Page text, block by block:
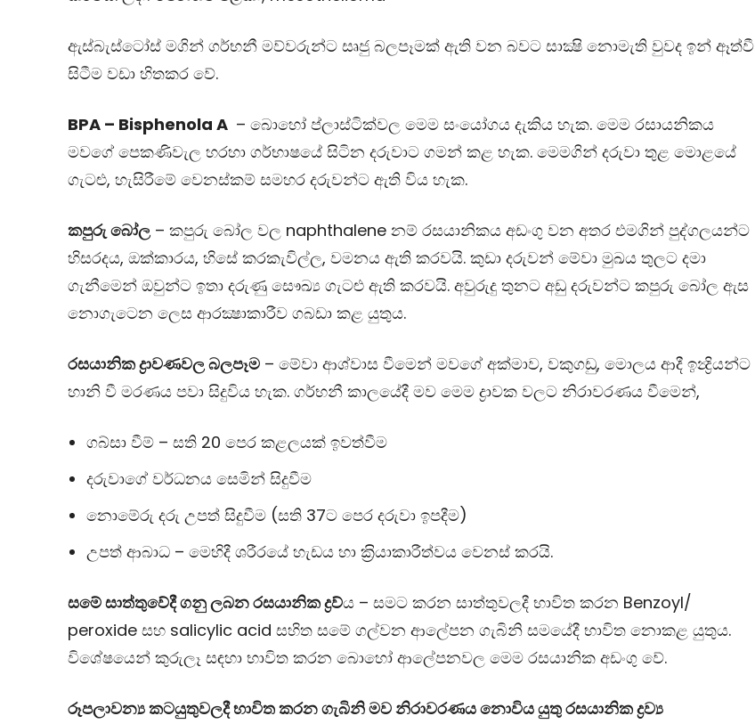
ඇස්බැස්ටෝස් මගින් ගර්භනී මව්වරුන්ට සෘජු බලපෑමක් ඇති වන බවට සාක්‍ෂි නොමැති වුවද ඉන් ඈත්වී
සිටීම වඩා හිතකර වේ.
BPA – Bisphenola A – බොහෝ ප්ලාස්ටික්වල මෙම සංයෝගය දැකිය හැක. මෙම රසායනිකය
මවගේ පෙකණිවැල හරහා ගර්භාෂයේ සිටින දරුවාට ගමන් කළ හැක. මෙමගින් දරුවා තුළ මොළයේ
ගැටළු, හැසිරීමේ වෙනස්කම් සමහර දරුවන්ට ඇති විය හැක.
කපුරු බෝල – කපුරු බෝල වල naphthalene නම් රසයානිකය අඩංගු වන අතර එමගින් පුද්ගලයන්ට
හිසරදය, ඔක්කාරය, හිසේ කරකැවිල්ල, වමනය ඇති කරවයි. කුඩා දරුවන් මේවා මුඛය තුලට දමා
ගැනීමෙන් ඔවුන්ට ඉතා දරුණු සෞඛ්‍ය ගැටළු ඇති කරවයි. අවුරුදු තුනට අඩු දරුවන්ට කපුරු බෝල ඇස
නොගැටෙන ලෙස ආරක්‍ෂාකාරීව ගබඩා කළ යුතුය.
රසයානික ද්‍රාවණවල බලපෑම – මේවා ආශ්වාස වීමෙන් මවගේ අක්මාව, වකුගඩු, මොලය ආදී ඉන්‍ද්‍රියන්ට
හානි වී මරණය පවා සිදුවිය හැක. ගර්භනී කාලයේදී මව මෙම ද්‍රාවක වලට නිරාවරණය වීමෙන්,
ගබ්සා වීම් – සති 20 පෙර කළලයක් ඉවත්වීම
දරුවාගේ වර්ධනය සෙමින් සිදුවීම
නොමේරු දරු උපත් සිදුවීම (සති 37ට පෙර දරුවා ඉපදීම)
උපත් ආබාධ – මෙහිදී ශරීරයේ හැඩය හා ක‍්‍රියාකාරීත්වය වෙනස් කරයි.
සමේ සාත්තුවේදී ගනු ලබන රසයානික ද්‍රව්‍ය – සමට කරන සාත්තුවලදී භාවිත කරන Benzoyl/
peroxide සහ salicylic acid සහිත සමේ ගල්වන ආලේපන ගැබිනි සමයේදී භාවිත නොකළ යුතුය.
විශේෂයෙන් කුරුලෑ සඳහා භාවිත කරන බොහෝ ආලේපනවල මෙම රසයානික අඩංගු වේ.
රූපලාවන්‍ය කටයුතුවලදී භාවිත කරන ගැබිනි මව නිරාවරණය නොවිය යුතු රසයානික ද්‍රව්‍ය